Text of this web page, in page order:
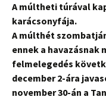
A múltheti túrával
karácsonyfája.
A múlthét
ennek a havazásnak
felmelegedés
december 2-ára
november 30-án a